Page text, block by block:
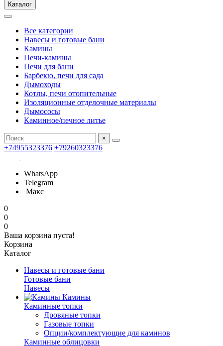
Каталог
Все категории
Навесы и готовые бани
Камины
Печи-камины
Печи для бани
Барбекю, печи для сада
Дымоходы
Котлы, печи отопительные
Изоляционные отделочные материалы
Дымососы
Каминное/печное литье
×
+74955323376 +79260323376
WhatsApp
Telegram
Макс
0
0
0
Ваша корзина пуста!
Корзина
Каталог
Навесы и готовые бани
Готовые бани
Навесы
Камины
Каминные топки
Дровяные топки
Газовые топки
Опции/комплектующие для каминов
Каминные облицовки